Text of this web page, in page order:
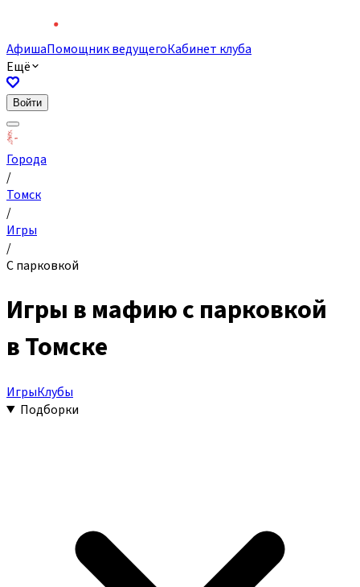
АфишаПомощник ведущегоКабинет клуба
Ещё
Войти
Города
/
Томск
/
Игры
/
С парковкой
Игры в мафию с парковкой
в Томске
ИгрыКлубы
Подборки